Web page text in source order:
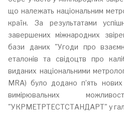
що належать національним
країн. За результатами
завершених міжнародних
бази даних "Угоди про
еталонів та свідоцтв про
виданих національними
MRA) було додано п’ять нових
вимірювальних
"УКРМЕТРТЕСТСТАНДАРТ" у